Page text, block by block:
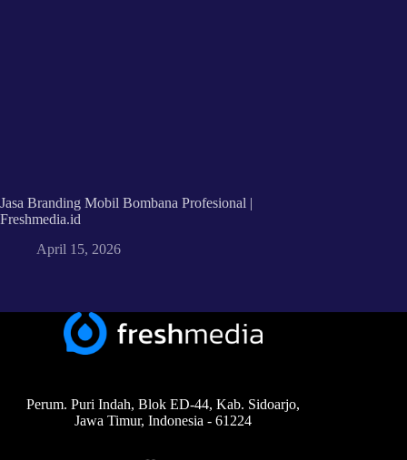
Jasa Branding Mobil Bombana Profesional |
Freshmedia.id
April 15, 2026
Perum. Puri Indah, Blok ED-44, Kab. Sidoarjo,
Jawa Timur, Indonesia - 61224